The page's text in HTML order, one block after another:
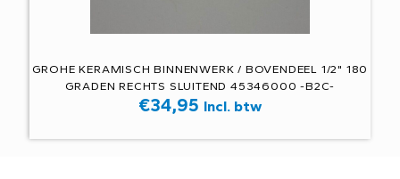
GROHE KERAMISCH BINNENWERK / BOVENDEEL 1/2" 180
GRADEN RECHTS SLUITEND 45346000 -B2C-
€34,95 Incl. btw